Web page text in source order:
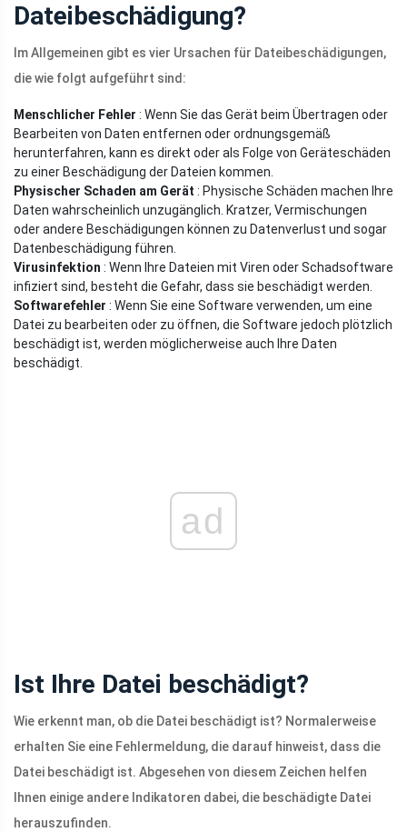
Dateibeschädigung?
Im Allgemeinen gibt es vier Ursachen für Dateibeschädigungen,
die wie folgt aufgeführt sind:
Menschlicher Fehler : Wenn Sie das Gerät beim Übertragen oder
Bearbeiten von Daten entfernen oder ordnungsgemäß
herunterfahren, kann es direkt oder als Folge von Geräteschäden
zu einer Beschädigung der Dateien kommen.
Physischer Schaden am Gerät : Physische Schäden machen Ihre
Daten wahrscheinlich unzugänglich. Kratzer, Vermischungen
oder andere Beschädigungen können zu Datenverlust und sogar
Datenbeschädigung führen.
Virusinfektion : Wenn Ihre Dateien mit Viren oder Schadsoftware
infiziert sind, besteht die Gefahr, dass sie beschädigt werden.
Softwarefehler : Wenn Sie eine Software verwenden, um eine
Datei zu bearbeiten oder zu öffnen, die Software jedoch plötzlich
beschädigt ist, werden möglicherweise auch Ihre Daten
beschädigt.
ad
Ist Ihre Datei beschädigt?
Wie erkennt man, ob die Datei beschädigt ist? Normalerweise
erhalten Sie eine Fehlermeldung, die darauf hinweist, dass die
Datei beschädigt ist. Abgesehen von diesem Zeichen helfen
Ihnen einige andere Indikatoren dabei, die beschädigte Datei
herauszufinden.